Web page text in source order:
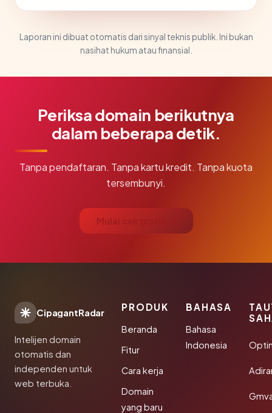
Laporan ini dibuat otomatis dari sinyal teknis publik. Ini bukan
nasihat hukum atau finansial.
Periksa domain berikutnya
dalam beberapa detik.
Tanpa pendaftaran. Tanpa kartu kredit. Tanpa kuota
tersembunyi.
Mulai cek gratis →
CipagantRadar
Intelijen domain
otomatis dan
independen untuk
web terbuka.
PRODUK
Beranda
Fitur
Cara kerja
Domain
yang baru
BAHASA
Bahasa
Indonesia